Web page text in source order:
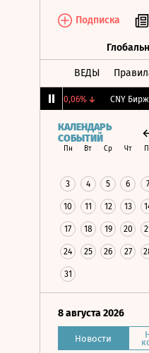
Подписка
ВЕДЫ
-0,06%↓ CNY Бирж.
КАЛЕНДАРЬ
СОБЫТИЙ
Пн Вт Ср Чт
3 4 5 6 7
10 11 12 13
17 18 19 20
24 25 26 27
31
8 августа 2026
Новости